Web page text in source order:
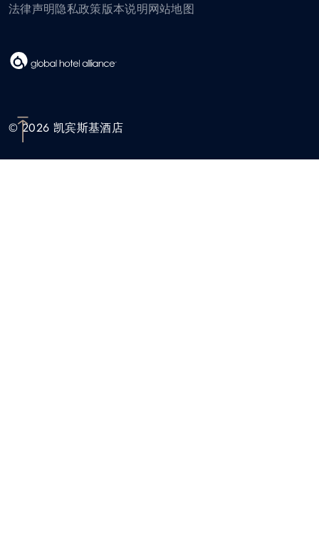
法律声明隐私政策版本说明网站地图
© 2026 凯宾斯基酒店